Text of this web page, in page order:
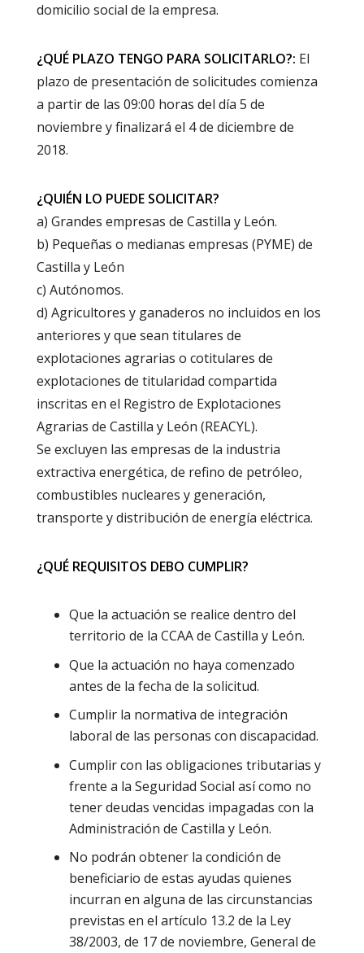
domicilio social de la empresa.
¿QUÉ PLAZO TENGO PARA SOLICITARLO?: El
plazo de presentación de solicitudes comienza
a partir de las 09:00 horas del día 5 de
noviembre y finalizará el 4 de diciembre de
2018.
¿QUIÉN LO PUEDE SOLICITAR?
a) Grandes empresas de Castilla y León.
b) Pequeñas o medianas empresas (PYME) de
Castilla y León
c) Autónomos.
d) Agricultores y ganaderos no incluidos en los
anteriores y que sean titulares de
explotaciones agrarias o cotitulares de
explotaciones de titularidad compartida
inscritas en el Registro de Explotaciones
Agrarias de Castilla y León (REACYL).
Se excluyen las empresas de la industria
extractiva energética, de refino de petróleo,
combustibles nucleares y generación,
transporte y distribución de energía eléctrica.
¿QUÉ REQUISITOS DEBO CUMPLIR?
Que la actuación se realice dentro del
territorio de la CCAA de Castilla y León.
Que la actuación no haya comenzado
antes de la fecha de la solicitud.
Cumplir la normativa de integración
laboral de las personas con discapacidad.
Cumplir con las obligaciones tributarias y
frente a la Seguridad Social así como no
tener deudas vencidas impagadas con la
Administración de Castilla y León.
No podrán obtener la condición de
beneficiario de estas ayudas quienes
incurran en alguna de las circunstancias
previstas en el artículo 13.2 de la Ley
38/2003, de 17 de noviembre, General de